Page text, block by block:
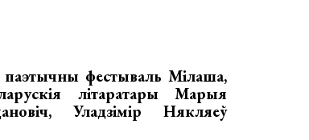
фестываль Мілаша,
літаратары Марыя
Уладзімір Някляеў